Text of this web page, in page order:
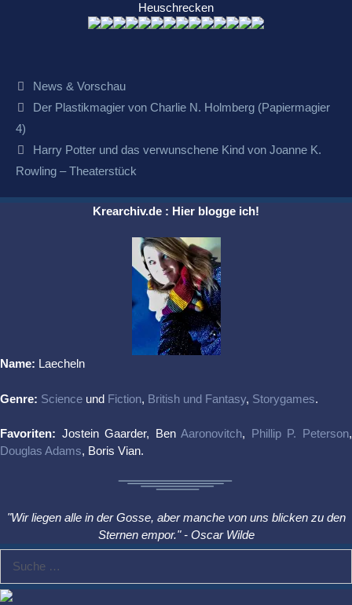
Heuschrecken
Kategorien
News & Vorschau
Beitrags-
Navigation
Der Plastikmagier von Charlie N. Holmberg (Papiermagier
4)
Harry Potter und das verwunschene Kind von Joanne K.
Rowling – Theaterstück
Krearchiv.de : Hier blogge ich!
Name: Laecheln
Genre: Science und Fiction, British und Fantasy, Storygames.
Favoriten: Jostein Gaarder, BenAaronovitch, Phillip P. Peterson,
Douglas Adams, Boris Vian.
"Wir liegen alle in der Gosse, aber manche von uns blicken zu den
Sternen empor." - Oscar Wilde
nach: